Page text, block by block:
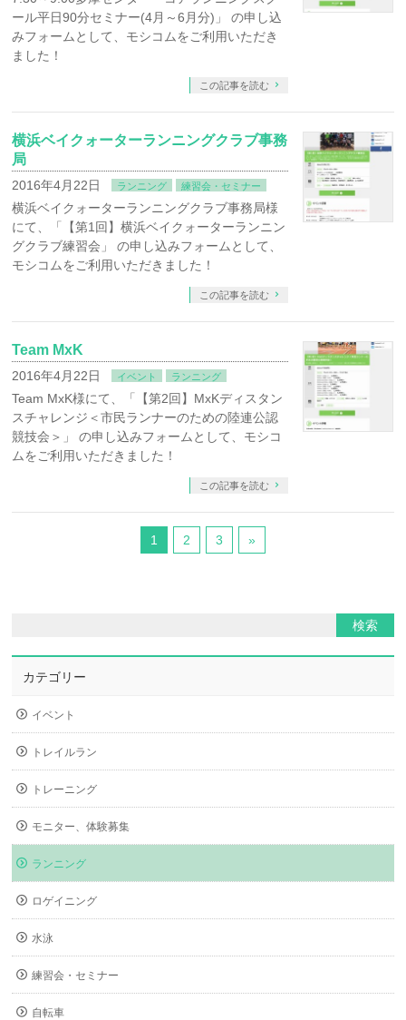
ール平日90分セミナー(4月～6月分)」 の申し込
みフォームとして、モシコムをご利用いただき
ました！
この記事を読む
横浜ベイクォーターランニングクラブ事務
局
2016年4月22日 ランニング 練習会・セミナー
横浜ベイクォーターランニングクラブ事務局様
にて、「【第1回】横浜ベイクォーターランニン
グクラブ練習会」 の申し込みフォームとして、
モシコムをご利用いただきました！
この記事を読む
Team MxK
2016年4月22日 イベント ランニング
Team MxK様にて、「【第2回】MxKディスタン
スチャレンジ＜市民ランナーのための陸連公認
競技会＞」 の申し込みフォームとして、モシコ
ムをご利用いただきました！
この記事を読む
1 2 3 »
カテゴリー
イベント
トレイルラン
トレーニング
モニター、体験募集
ランニング
ロゲイニング
水泳
練習会・セミナー
自転車